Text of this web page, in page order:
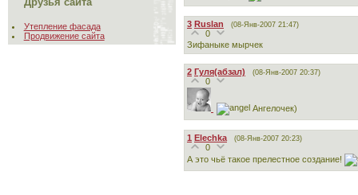
Утепление фасада
Продвижение сайта
3 Ruslan (08-Янв-2007 21:47)
0
Зифаныке мырчек
2 Гуля(абзал) (08-Янв-2007 20:37)
0
Ангелочек)
1 Elechka (08-Янв-2007 20:23)
0
А это чьё такое прелестное создание!